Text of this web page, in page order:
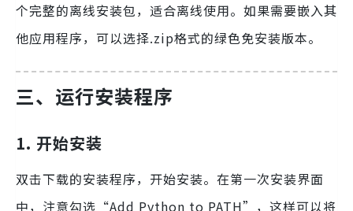
个完整的离线安装包，适合离线使用。如果需要嵌入其
他应用程序，可以选择.zip格式的绿色免安装版本。
三、运行安装程序
1. 开始安装
双击下载的安装程序，开始安装。在第一次安装界面
中，注意勾选“Add Python to PATH”，这样可以将